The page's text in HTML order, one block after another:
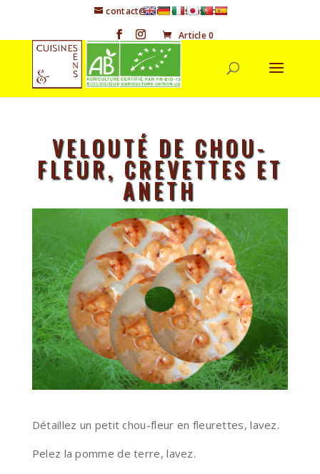
contact@cuisineetsens.com
Article 0
VELOUTÉ DE CHOU-
FLEUR, CREVETTES ET
ANETH
Détaillez un petit chou-fleur en fleurettes, lavez.
Pelez la pomme de terre, lavez.